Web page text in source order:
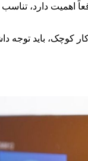
بخورید. آنچه واقعاً اهمیت
کوچک، باید توجه